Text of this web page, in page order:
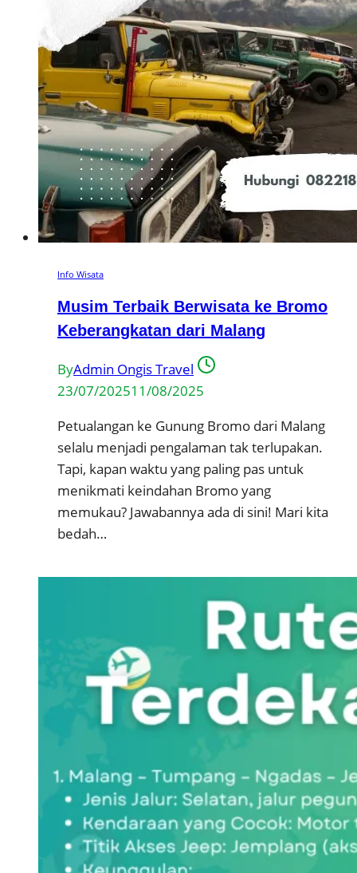
Info Wisata
Musim Terbaik Berwisata ke Bromo
Keberangkatan dari Malang
ByAdmin Ongis Travel
23/07/202511/08/2025
Petualangan ke Gunung Bromo dari Malang
selalu menjadi pengalaman tak terlupakan.
Tapi, kapan waktu yang paling pas untuk
menikmati keindahan Bromo yang
memukau? Jawabannya ada di sini! Mari kita
bedah…